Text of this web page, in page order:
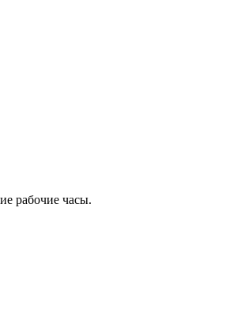
рабочие часы.